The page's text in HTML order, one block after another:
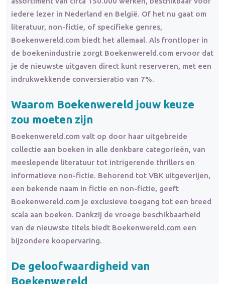
iedere lezer in Nederland en België. Of het nu gaat om
literatuur, non-fictie, of specifieke genres,
Boekenwereld.com biedt het allemaal. Als frontloper in
de boekenindustrie zorgt Boekenwereld.com ervoor dat
je de nieuwste uitgaven direct kunt reserveren, met een
indrukwekkende conversieratio van 7%.
Waarom Boekenwereld jouw keuze
zou moeten zijn
Boekenwereld.com valt op door haar uitgebreide
collectie aan boeken in alle denkbare categorieën, van
meeslepende literatuur tot intrigerende thrillers en
informatieve non-fictie. Behorend tot VBK uitgeverijen,
een bekende naam in fictie en non-fictie, geeft
Boekenwereld.com je exclusieve toegang tot een breed
scala aan boeken. Dankzij de vroege beschikbaarheid
van de nieuwste titels biedt Boekenwereld.com een
bijzondere koopervaring.
De geloofwaardigheid van
Boekenwereld